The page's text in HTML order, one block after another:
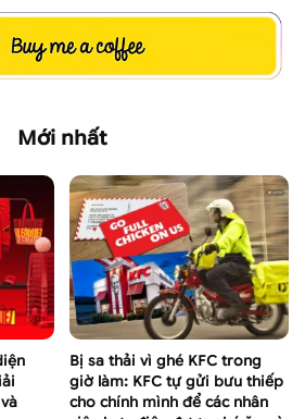
Mới nhất
Bị sa thải vì ghé KFC trong
giờ làm: KFC tự gửi bưu thiếp
cho chính mình để các nhân